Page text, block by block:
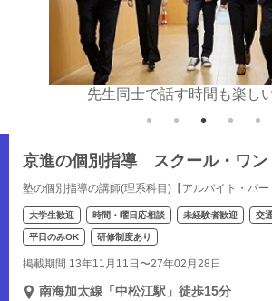
先生同士で話す時間も楽し
京進の個別指導 スクール・ワ
塾の個別指導の講師(理系科目)【アルバイト・パー
大学生歓迎 時間・曜日応相談 未経験者歓迎 交
平日のみOK 研修制度あり
掲載期間 13年11月11日〜27年02月28日
南海加太線「中松江駅」徒歩15分